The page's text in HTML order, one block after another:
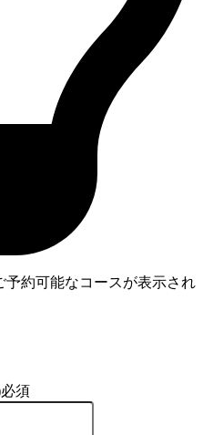
予約可能なコースが表示され
必須